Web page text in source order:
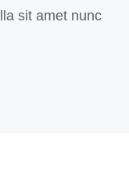
sit amet nunc